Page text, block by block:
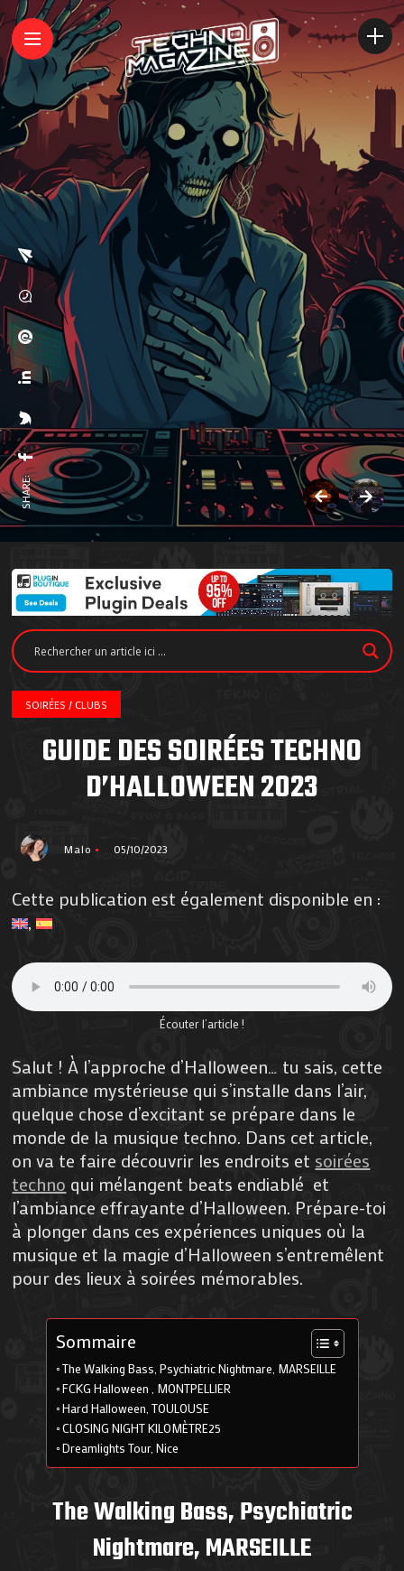
SHARE:
SOIRÉES / CLUBS
GUIDE DES SOIRÉES TECHNO
D’HALLOWEEN 2023
Malo 05/10/2023
Cette publication est également disponible en :
Écouter l’article !
Salut ! À l’approche d’Halloween… tu sais, cette
ambiance mystérieuse qui s’installe dans l’air,
quelque chose d’excitant se prépare dans le
monde de la musique techno. Dans cet article,
on va te faire découvrir les endroits et soirées
techno qui mélangent beats endiablé et
l’ambiance effrayante d’Halloween. Prépare-toi
à plonger dans ces expériences uniques où la
musique et la magie d’Halloween s’entremêlent
pour des lieux à soirées mémorables.
Sommaire
The Walking Bass, Psychiatric Nightmare, MARSEILLE
FCKG Halloween , MONTPELLIER
Hard Halloween, TOULOUSE
CLOSING NIGHT KILOMÈTRE25
Dreamlights Tour, Nice
The Walking Bass, Psychiatric
Nightmare, MARSEILLE